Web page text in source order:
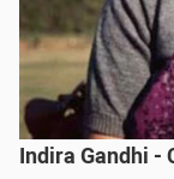
Indira Gandhi -